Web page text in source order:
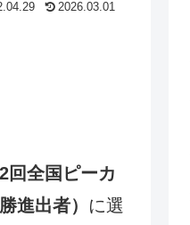
2026.03.01
2回全国ピーカ
進出者） に選